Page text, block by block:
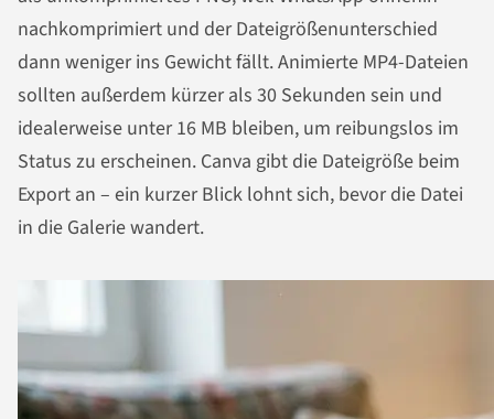
nachkomprimiert und der Dateigrößenunterschied
dann weniger ins Gewicht fällt. Animierte MP4-Dateien
sollten außerdem kürzer als 30 Sekunden sein und
idealerweise unter 16 MB bleiben, um reibungslos im
Status zu erscheinen. Canva gibt die Dateigröße beim
Export an – ein kurzer Blick lohnt sich, bevor die Datei
in die Galerie wandert.